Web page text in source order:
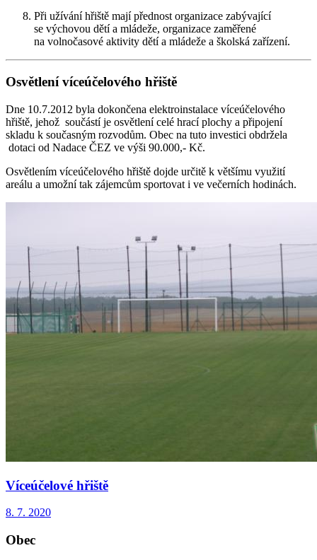
Při užívání hřiště mají přednost organizace zabývající
se výchovou dětí a mládeže, organizace zaměřené
na volnočasové aktivity dětí a mládeže a školská zařízení.
Osvětlení víceúčelového hřiště
Dne 10.7.2012 byla dokončena elektroinstalace víceúčelového
hřiště, jehož součástí je osvětlení celé hrací plochy a připojení
skladu k současným rozvodům. Obec na tuto investici obdržela
dotaci od Nadace ČEZ ve výši 90.000,- Kč.
Osvětlením víceúčelového hřiště dojde určitě k většímu využití
areálu a umožní tak zájemcům sportovat i ve večerních hodinách.
Víceúčelové hřiště
8. 7. 2020
Obec